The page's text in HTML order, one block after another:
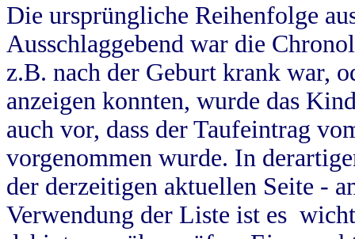
Die ursprüngliche Reihenfolge
Ausschlaggebend war die
z.B. nach der Geburt krank war,
anzeigen konnten, wurde das
auch vor, dass der Taufeintrag
vorgenommen wurde. In
der derzeitigen aktuellen Seite -
Verwendung der Liste ist es